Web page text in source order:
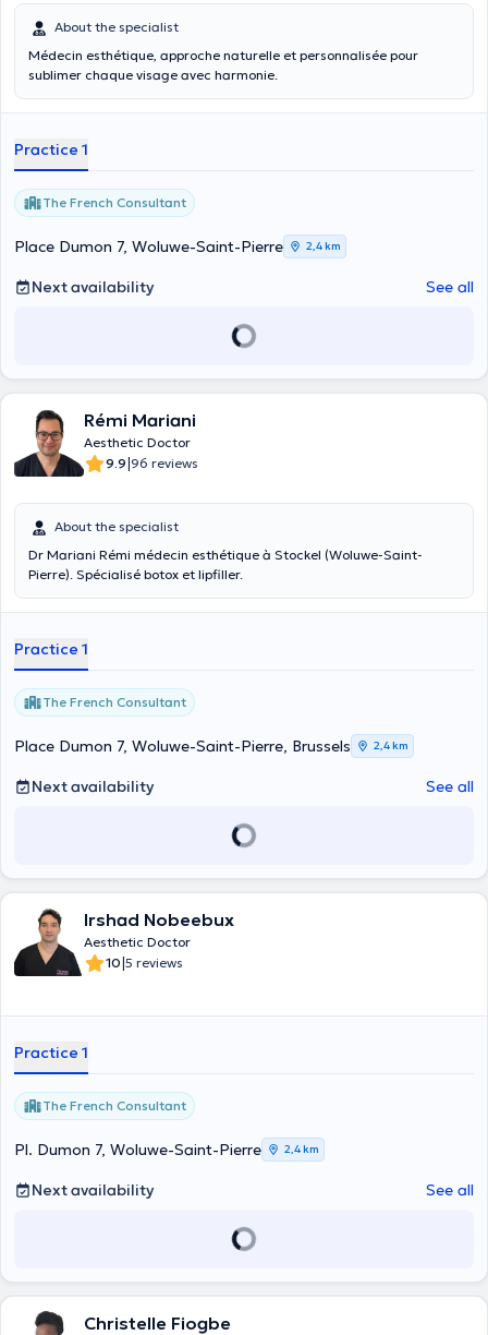
About the specialist
Médecin esthétique, approche naturelle et personnalisée pour
sublimer chaque visage avec harmonie.
Practice 1
The French Consultant
Place Dumon 7, Woluwe-Saint-Pierre 2,4 km
Next availability See all
Rémi Mariani
Aesthetic Doctor
9.9|96 reviews
About the specialist
Dr Mariani Rémi médecin esthétique à Stockel (Woluwe-Saint-
Pierre). Spécialisé botox et lipfiller.
Practice 1
The French Consultant
Place Dumon 7, Woluwe-Saint-Pierre, Brussels 2,4 km
Next availability See all
Irshad Nobeebux
Aesthetic Doctor
10|5 reviews
Practice 1
The French Consultant
Pl. Dumon 7, Woluwe-Saint-Pierre 2,4 km
Next availability See all
Christelle Fiogbe